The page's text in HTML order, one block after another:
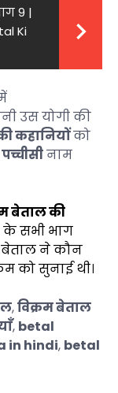
9 |
Ki
उस योगी की
कहानियोंको
नाम
बेताल की
केसभी भाग
ने कौन
को सुनाई थी।
,विक्रम बेताल
, betal
in hindi, betal